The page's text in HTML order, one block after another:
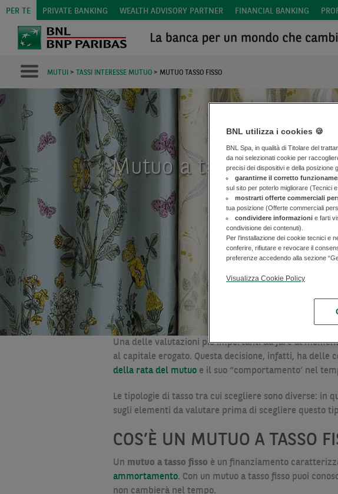
PER TE PRIVATE BANKING WEALTH ADVISORY PARTNER FINANCIAL BANKING
MUTUI > TASSI INTERESSE MUTUO > MUTUO TASSO FISSO
Mutuo a tasso fisso: la
Una delle valutazioni più importanti da fare al
al capitale erogato. Questa decisione, infatti, ha delle
della rata del mutuo e il suo “comportamento’ nel
Le tipologie di tasso tra cui scegliere sono diverse: in
sugli elementi da valutare prima di scegliere questo
COS’È UN MUTUO A TASSO
Un mutuo a tasso fisso è un finanziamento
ammortamento. Con un mutuo a tasso fisso puoi
non cambierà nel tempo.
BNL utilizza i cookies 🍪
BNL Spa, in qualità di Titolare del
da noi selezionati cookie per
precisi dei dispositivi e della posizione
garantirne il corretto
sul sito per poterlo migliorare (Tecnici
mostrarti offerte commerciali
tua posizione (Offerte commerciali
condividere informazioni e farti
condivisione dei contenuti).
Per l’installazione dei cookie tecnici e
conferire, rifiutare e revocare il
preferenze accedendo alla sezione
Visualizza Cookie Policy